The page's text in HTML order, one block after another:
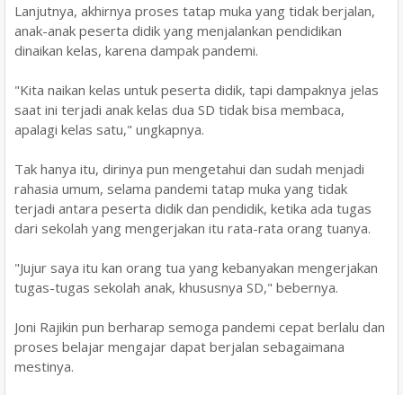
Lanjutnya, akhirnya proses tatap muka yang tidak berjalan,
anak-anak peserta didik yang menjalankan pendidikan
dinaikan kelas, karena dampak pandemi.
"Kita naikan kelas untuk peserta didik, tapi dampaknya jelas
saat ini terjadi anak kelas dua SD tidak bisa membaca,
apalagi kelas satu," ungkapnya.
Tak hanya itu, dirinya pun mengetahui dan sudah menjadi
rahasia umum, selama pandemi tatap muka yang tidak
terjadi antara peserta didik dan pendidik, ketika ada tugas
dari sekolah yang mengerjakan itu rata-rata orang tuanya.
"Jujur saya itu kan orang tua yang kebanyakan mengerjakan
tugas-tugas sekolah anak, khususnya SD," bebernya.
Joni Rajikin pun berharap semoga pandemi cepat berlalu dan
proses belajar mengajar dapat berjalan sebagaimana
mestinya.